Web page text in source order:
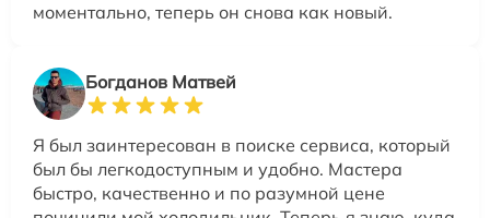
моментально, теперь он снова как новый.
Богданов Матвей
Я был заинтересован в поиске сервиса, который
был бы легкодоступным и удобно. Мастера
быстро, качественно и по разумной цене